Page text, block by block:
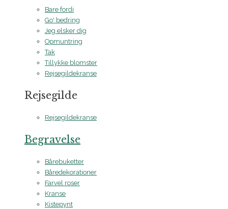
Bare fordi
Go' bedring
Jeg elsker dig
Opmuntring
Tak
Tillykke blomster
Rejsegildekranse
Rejsegilde
Rejsegildekranse
Begravelse
Bårebuketter
Båredekorationer
Farvel roser
Kranse
Kistepynt